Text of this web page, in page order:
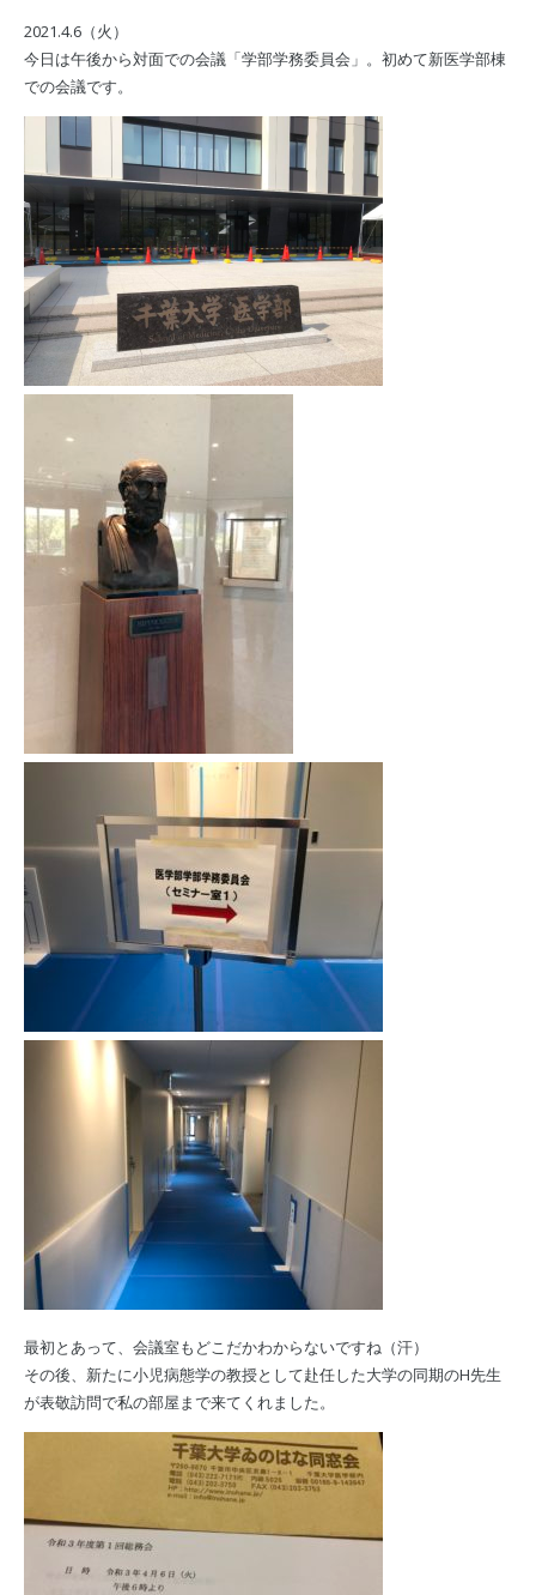
2021.4.6（火）
今日は午後から対面での会議「学部学務委員会」。初めて新医学部棟
での会議です。
最初とあって、会議室もどこだかわからないですね（汗）
その後、新たに小児病態学の教授として赴任した大学の同期のH先生
が表敬訪問で私の部屋まで来てくれました。